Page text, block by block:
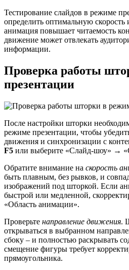
Тестирование слайдов в режиме
определить оптимальную
анимация повышает читаемость
движение может отвлекать
информации.
Проверка работы
презентации
После настройки шторки
режиме презентации, чтобы
движения и синхронизации с
F5 или выберите «Слайд-шоу» →
Обратите внимание на скорость
быть плавным, без рывков, и
изображений под шторкой. Если
быстрой или медленной,
«Область анимации».
Проверьте направление движения.
открываться в выбранном
сбоку – и полностью раскрывать
смещение фигуры требует
прямоугольника.